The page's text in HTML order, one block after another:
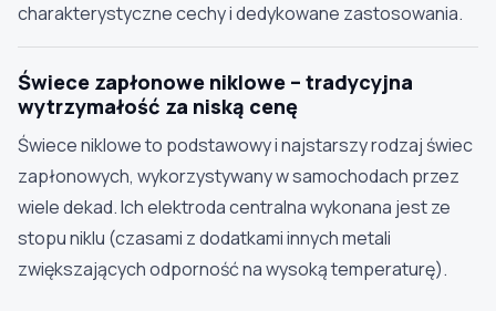
charakterystyczne cechy i dedykowane zastosowania.
Świece zapłonowe niklowe – tradycyjna
wytrzymałość za niską cenę
Świece niklowe to podstawowy i najstarszy rodzaj świec
zapłonowych, wykorzystywany w samochodach przez
wiele dekad. Ich elektroda centralna wykonana jest ze
stopu niklu (czasami z dodatkami innych metali
zwiększających odporność na wysoką temperaturę).